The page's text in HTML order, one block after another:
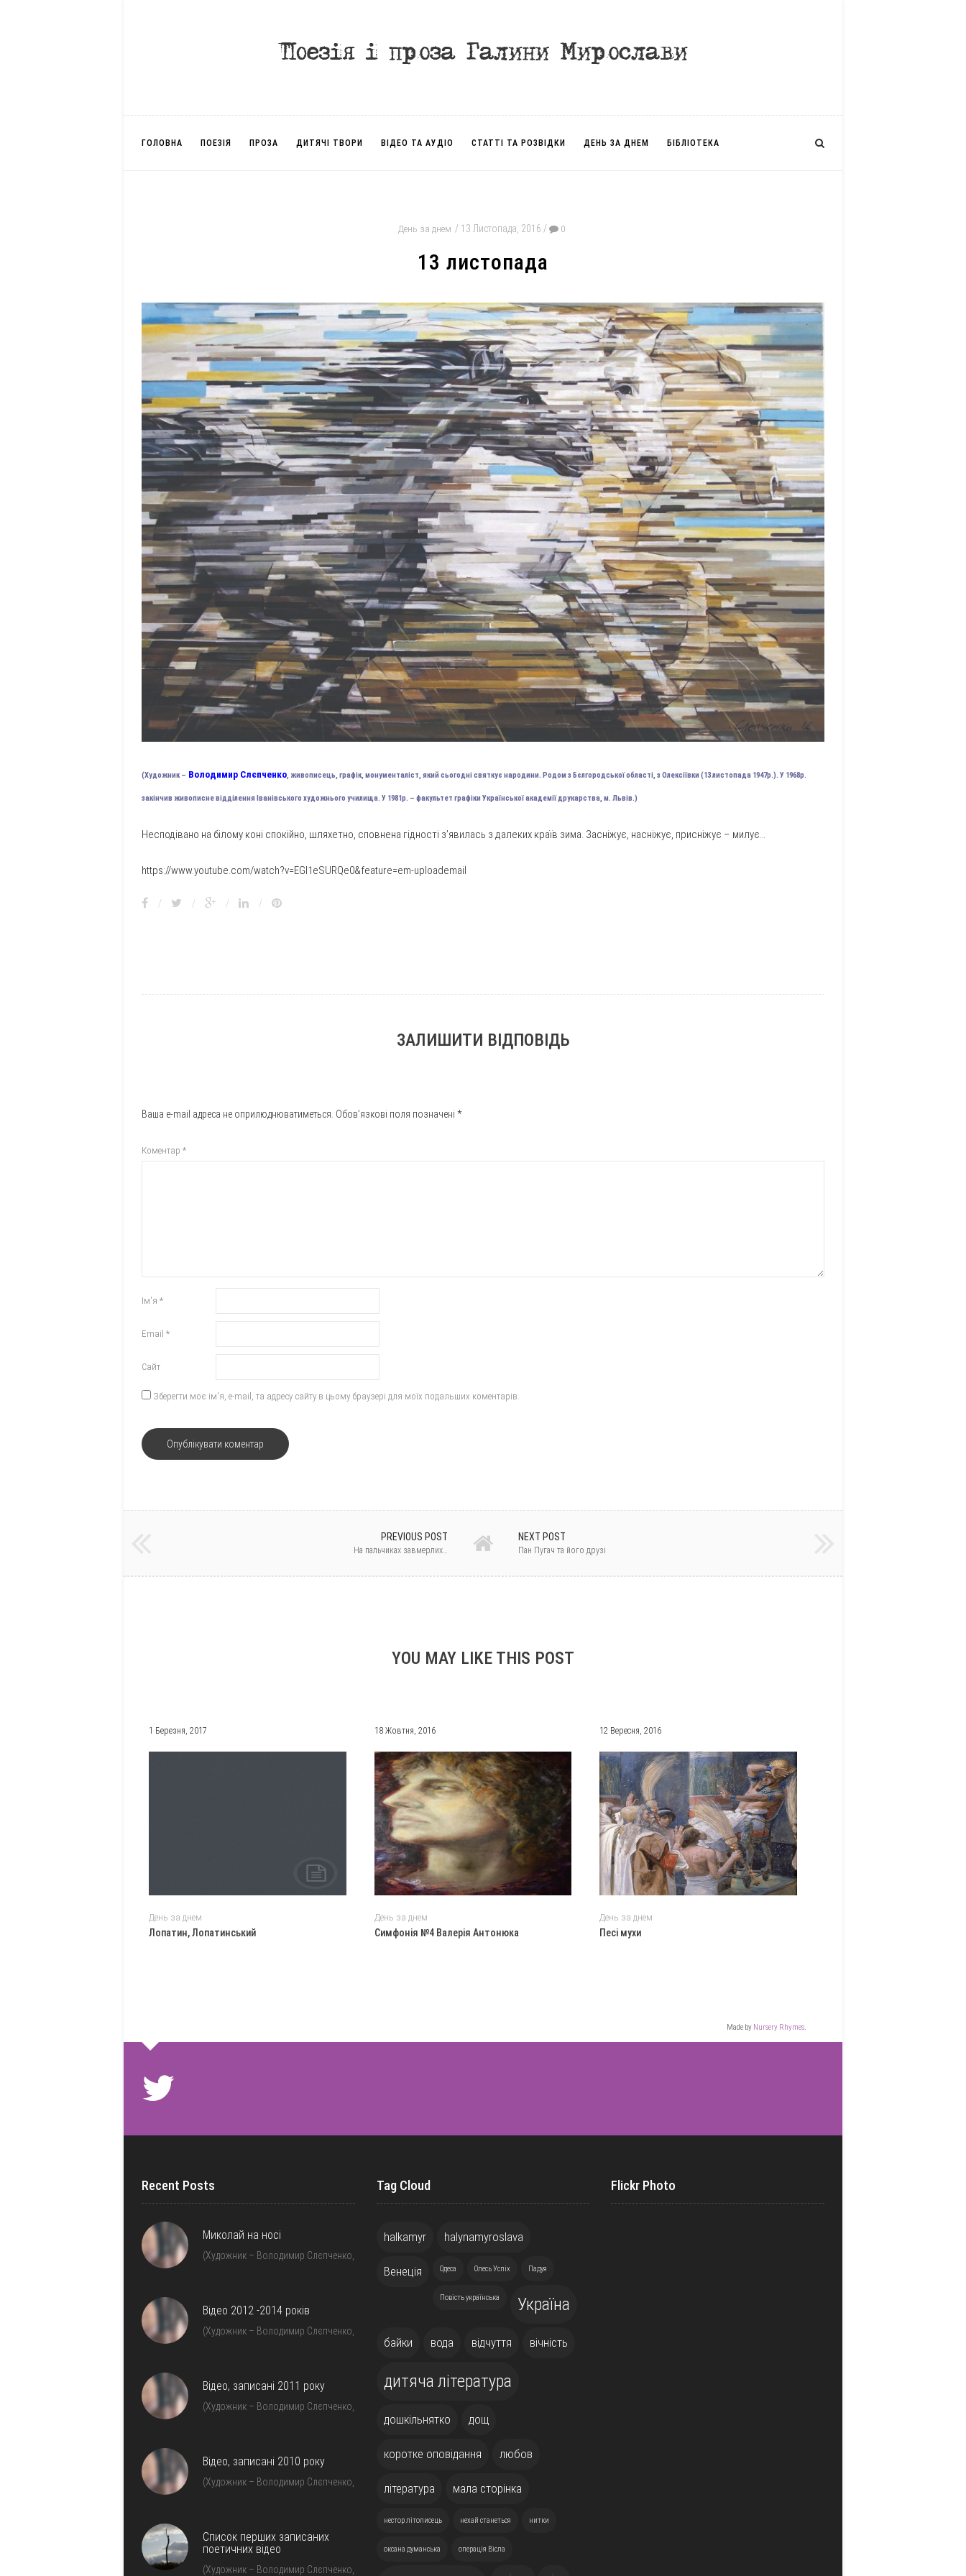
ГОЛОВНА ПОЕЗІЯ ПРОЗА ДИТЯЧІ ТВОРИ ВІДЕО ТА АУДІО СТАТТІ ТА РОЗВІДКИ ДЕНЬ ЗА ДНЕМ БІБЛІОТЕКА
День за днем 13 Листопада, 2016 0
13 листопада
(Художник – Володимир Слєпченко, живописець, графік, монументаліст, який сьогодні святкує народини. Родом з Бєлгородської області, з Олексіївки (13 листопада 1947р.). У 1968р.
закінчив живописне відділення Іванівського художнього училища. У 1981р. – факультет графіки Української академії друкарства, м. Львів.)
Несподівано на білому коні спокійно, шляхетно, сповнена гідності з’явилась з далеких країв зима. Засніжує, насніжує, присніжує – милує…
https://www.youtube.com/watch?v=EGI1eSURQe0&feature=em-uploademail
/ / / /
ЗАЛИШИТИ ВІДПОВІДЬ
Ваша e-mail адреса не оприлюднюватиметься. Обов’язкові поля позначені *
Коментар *
Ім'я *
Email *
Сайт
Зберегти моє ім'я, e-mail, та адресу сайту в цьому браузері для моїх подальших коментарів.
PREVIOUS POST
На пальчиках завмерлих…
NEXT POST
Пан Пугач та його друзі
YOU MAY LIKE THIS POST
1 Березня, 2017
День за днем
Лопатин, Лопатинський
18 Жовтня, 2016
День за днем
Симфонія №4 Валерія Антонюка
12 Вересня, 2016
День за днем
Песі мухи
Made by Nursery Rhymes.
Recent Posts
Миколай на носі
(Художник – Володимир Слєпченко,
Відео 2012 -2014 років
(Художник – Володимир Слєпченко,
Відео, записані 2011 року
(Художник – Володимир Слєпченко,
Відео, записані 2010 року
(Художник – Володимир Слєпченко,
Список перших записаних
поетичних відео
(Художник – Володимир Слєпченко,
Tag Cloud
halkamyr halynamyroslava
Венеція Одеса Олесь Успіх Падуя
Повість українська Україна
байки вода відчуття вічність
дитяча література
дошкільнятко дощ
коротке оповідання любов
література мала сторінка
нестор літописець нехай станеться нитки
оксана думанська операція Вісла
Flickr Photo